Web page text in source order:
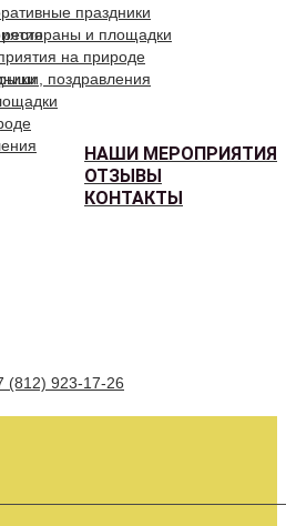
праздники
и площадки
на природе
поздравления
НАШИ МЕРОПРИЯТИЯ
ОТЗЫВЫ
КОНТАКТЫ
(812) 923-17-26